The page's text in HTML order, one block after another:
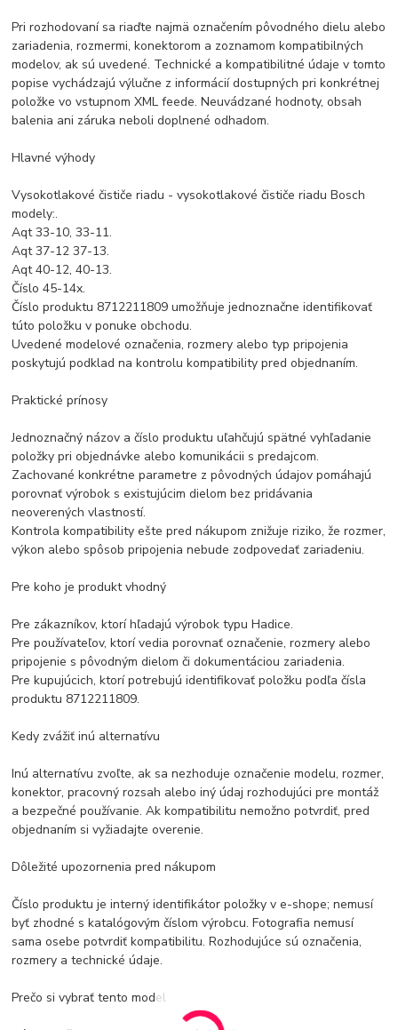
Pri rozhodovaní sa riaďte najmä označením pôvodného dielu alebo
zariadenia, rozmermi, konektorom a zoznamom kompatibilných
modelov, ak sú uvedené. Technické a kompatibilitné údaje v tomto
popise vychádzajú výlučne z informácií dostupných pri konkrétnej
položke vo vstupnom XML feede. Neuvádzané hodnoty, obsah
balenia ani záruka neboli doplnené odhadom.
Hlavné výhody
Vysokotlakové čističe riadu - vysokotlakové čističe riadu Bosch
modely:.
Aqt 33-10, 33-11.
Aqt 37-12 37-13.
Aqt 40-12, 40-13.
Číslo 45-14x.
Číslo produktu 8712211809 umožňuje jednoznačne identifikovať
túto položku v ponuke obchodu.
Uvedené modelové označenia, rozmery alebo typ pripojenia
poskytujú podklad na kontrolu kompatibility pred objednaním.
Praktické prínosy
Jednoznačný názov a číslo produktu uľahčujú spätné vyhľadanie
položky pri objednávke alebo komunikácii s predajcom.
Zachované konkrétne parametre z pôvodných údajov pomáhajú
porovnať výrobok s existujúcim dielom bez pridávania
neoverených vlastností.
Kontrola kompatibility ešte pred nákupom znižuje riziko, že rozmer,
výkon alebo spôsob pripojenia nebude zodpovedať zariadeniu.
Pre koho je produkt vhodný
Pre zákazníkov, ktorí hľadajú výrobok typu Hadice.
Pre používateľov, ktorí vedia porovnať označenie, rozmery alebo
pripojenie s pôvodným dielom či dokumentáciou zariadenia.
Pre kupujúcich, ktorí potrebujú identifikovať položku podľa čísla
produktu 8712211809.
Kedy zvážiť inú alternatívu
Inú alternatívu zvoľte, ak sa nezhoduje označenie modelu, rozmer,
konektor, pracovný rozsah alebo iný údaj rozhodujúci pre montáž
a bezpečné používanie. Ak kompatibilitu nemožno potvrdiť, pred
objednaním si vyžiadajte overenie.
Dôležité upozornenia pred nákupom
Číslo produktu je interný identifikátor položky v e-shope; nemusí
byť zhodné s katalógovým číslom výrobcu. Fotografia nemusí
sama osebe potvrdiť kompatibilitu. Rozhodujúce sú označenia,
rozmery a technické údaje.
Prečo si vybrať tento model